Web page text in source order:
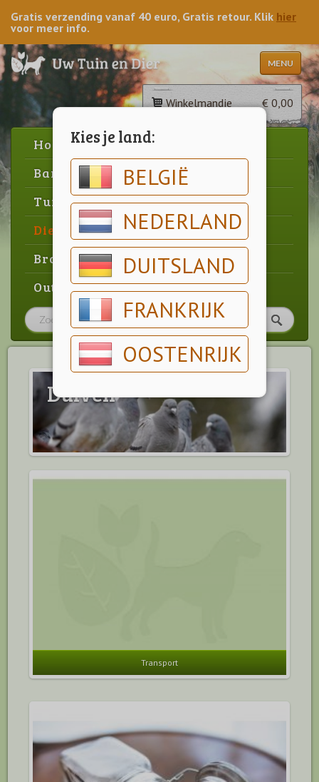
Kies je land:
BELGIË
NEDERLAND
DUITSLAND
FRANKRIJK
OOSTENRIJK
Gratis verzending vanaf 40 euro, Gratis retour. Klik hier
voor meer info.
MENU
Winkelmandje € 0,00
Home
Barbecue
Tuin
Dier
Brood & gebak
Outlet
Duiven
Transport